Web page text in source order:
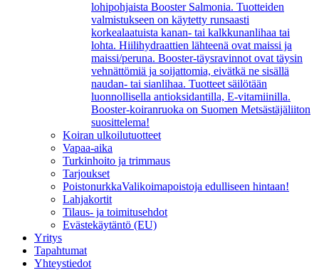
lohipohjaista Booster Salmonia. Tuotteiden
valmistukseen on käytetty runsaasti
korkealaatuista kanan- tai kalkkunanlihaa tai
lohta. Hiilihydraattien lähteenä ovat maissi ja
maissi/peruna. Booster-täysravinnot ovat täysin
vehnättömiä ja soijattomia, eivätkä ne sisällä
naudan- tai sianlihaa. Tuotteet säilötään
luonnollisella antioksidantilla, E-vitamiinilla.
Booster-koiranruoka on Suomen Metsästäjäliiton
suosittelema!
Koiran ulkoilutuotteet
Vapaa-aika
Turkinhoito ja trimmaus
Tarjoukset
PoistonurkkaValikoimapoistoja edulliseen hintaan!
Lahjakortit
Tilaus- ja toimitusehdot
Evästekäytäntö (EU)
Yritys
Tapahtumat
Yhteystiedot